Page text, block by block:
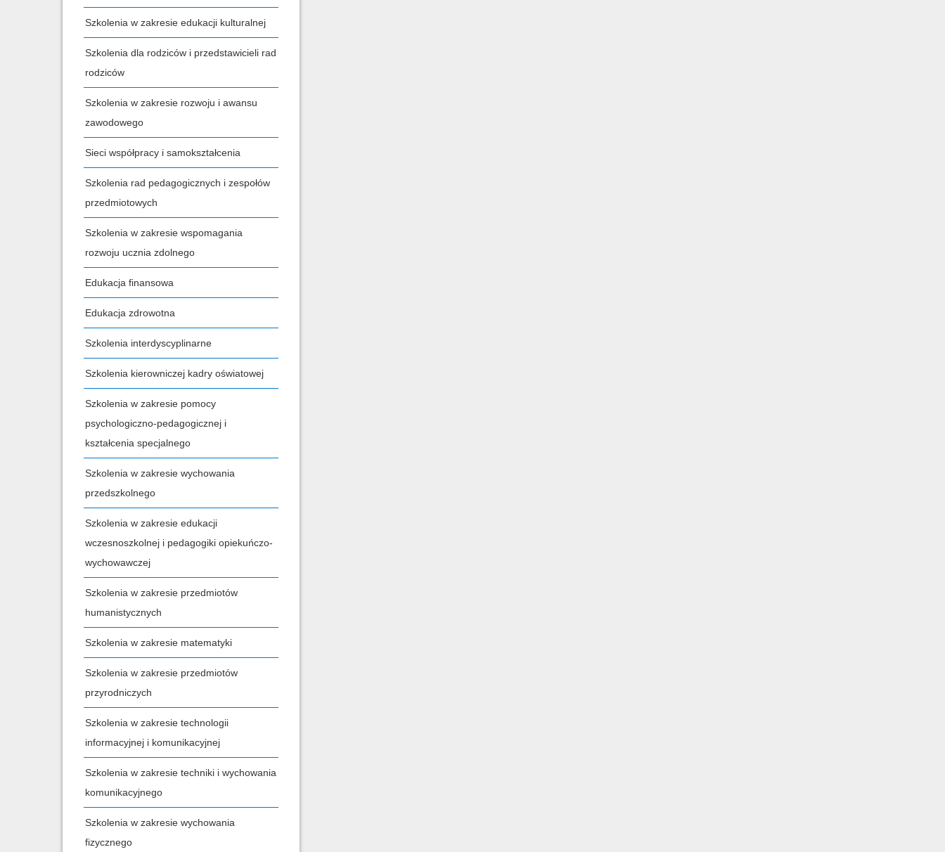
Szkolenia w zakresie edukacji kulturalnej
Szkolenia dla rodziców i przedstawicieli rad
rodziców
Szkolenia w zakresie rozwoju i awansu
zawodowego
Sieci współpracy i samokształcenia
Szkolenia rad pedagogicznych i zespołów
przedmiotowych
Szkolenia w zakresie wspomagania
rozwoju ucznia zdolnego
Edukacja finansowa
Edukacja zdrowotna
Szkolenia interdyscyplinarne
Szkolenia kierowniczej kadry oświatowej
Szkolenia w zakresie pomocy
psychologiczno-pedagogicznej i
kształcenia specjalnego
Szkolenia w zakresie wychowania
przedszkolnego
Szkolenia w zakresie edukacji
wczesnoszkolnej i pedagogiki opiekuńczo-
wychowawczej
Szkolenia w zakresie przedmiotów
humanistycznych
Szkolenia w zakresie matematyki
Szkolenia w zakresie przedmiotów
przyrodniczych
Szkolenia w zakresie technologii
informacyjnej i komunikacyjnej
Szkolenia w zakresie techniki i wychowania
komunikacyjnego
Szkolenia w zakresie wychowania
fizycznego